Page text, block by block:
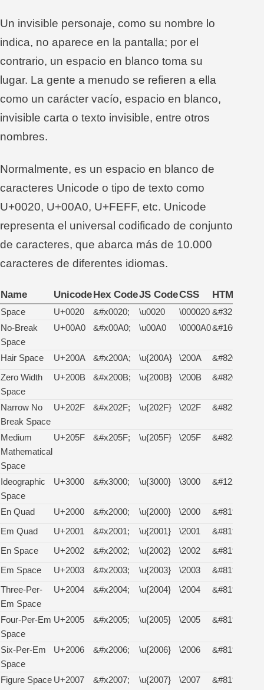
Un invisible personaje, como su nombre lo
indica, no aparece en la pantalla; por el
contrario, un espacio en blanco toma su
lugar. La gente a menudo se refieren a ella
como un carácter vacío, espacio en blanco,
invisible carta o texto invisible, entre otros
nombres.
Normalmente, es un espacio en blanco de
caracteres Unicode o tipo de texto como
U+0020, U+00A0, U+FEFF, etc. Unicode
representa el universal codificado de conjunto
de caracteres, que abarca más de 10.000
caracteres de diferentes idiomas.
Name UnicodeHex CodeJS CodeCSS HTML
Space U+0020 &#x0020; \u0020 \000020 &#32;
No-Break
Space
U+00A0 &#x00A0; \u00A0 \0000A0&#160;
Hair Space U+200A &#x200A; \u{200A} \200A
&#8202;
Zero Width
Space
U+200B &#x200B; \u{200B} \200B &#8203;
Narrow No
Break Space
U+202F &#x202F; \u{202F} \202F &#8239;
Medium
Mathematical
Space
U+205F &#x205F; \u{205F} \205F &#8287;
Ideographic
Space
U+3000 &#x3000; \u{3000} \3000 &#12288;
En Quad U+2000 &#x2000; \u{2000} \2000
&#8192;
Em Quad
U+2001 &#x2001; \u{2001} \2001
&#8193;
En Space
U+2002 &#x2002; \u{2002} \2002
&#8194;
Em Space
U+2003 &#x2003; \u{2003} \2003
&#8195;
Three-Per-
Em Space
U+2004 &#x2004; \u{2004} \2004 &#8196;
Four-Per-Em
Space
U+2005 &#x2005; \u{2005} \2005 &#8197;
Six-Per-Em
Space
U+2006 &#x2006; \u{2006} \2006 &#8198;
Figure Space U+2007 &#x2007; \u{2007} \2007 &#8199;